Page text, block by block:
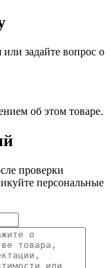
задайте вопрос о
об этом товаре.
проверки
персональные